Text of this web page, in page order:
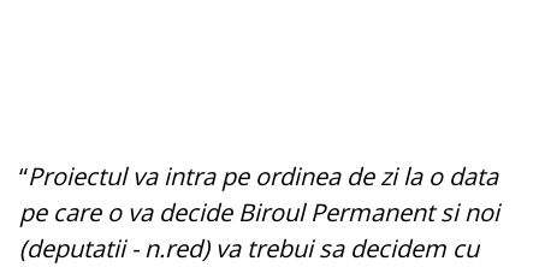
“Proiectul va intra pe ordinea de zi la o data
pe care o va decide Biroul Permanent si noi
(deputatii - n.red) va trebui sa decidem cu